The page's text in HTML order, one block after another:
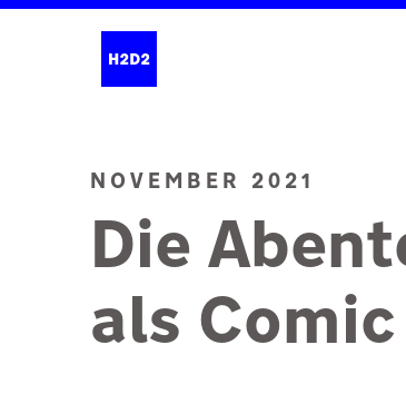
NOVEMBER 2021
Die
als Comic